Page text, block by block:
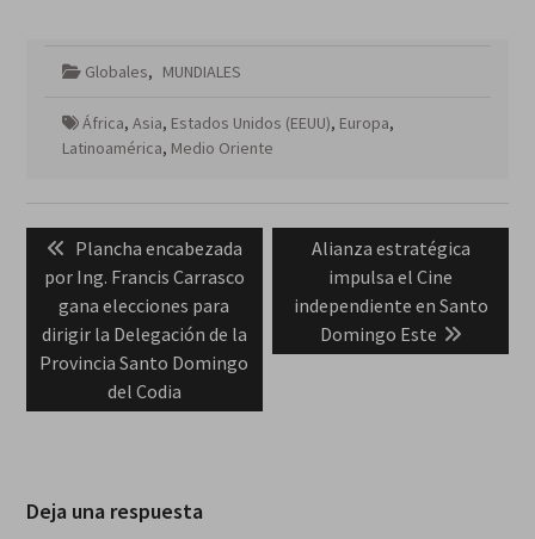
Globales, MUNDIALES
África, Asia, Estados Unidos (EEUU), Europa,
Latinoamérica, Medio Oriente
de
entradas
Previous
post:
Plancha encabezada
por Ing. Francis Carrasco
gana elecciones para
dirigir la Delegación de la
Provincia Santo Domingo
del Codia
Next
post:
Alianza estratégica
impulsa el Cine
independiente en Santo
Domingo Este
Deja una respuesta